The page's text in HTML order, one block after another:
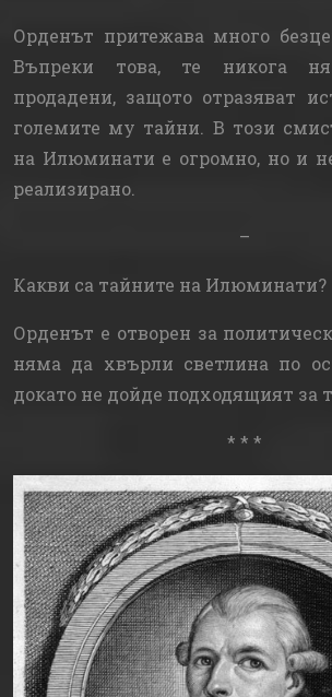
Орденът притежава много
Въпреки това, те никога
продадени, защото отразяват
големите му тайни. В този
на Илюминати е огромно, но и
реализирано.
–
Какви са тайните на Илюминати?
Орденът е отворен за
няма да хвърли светлина по
докато не дойде подходящият за
* * *